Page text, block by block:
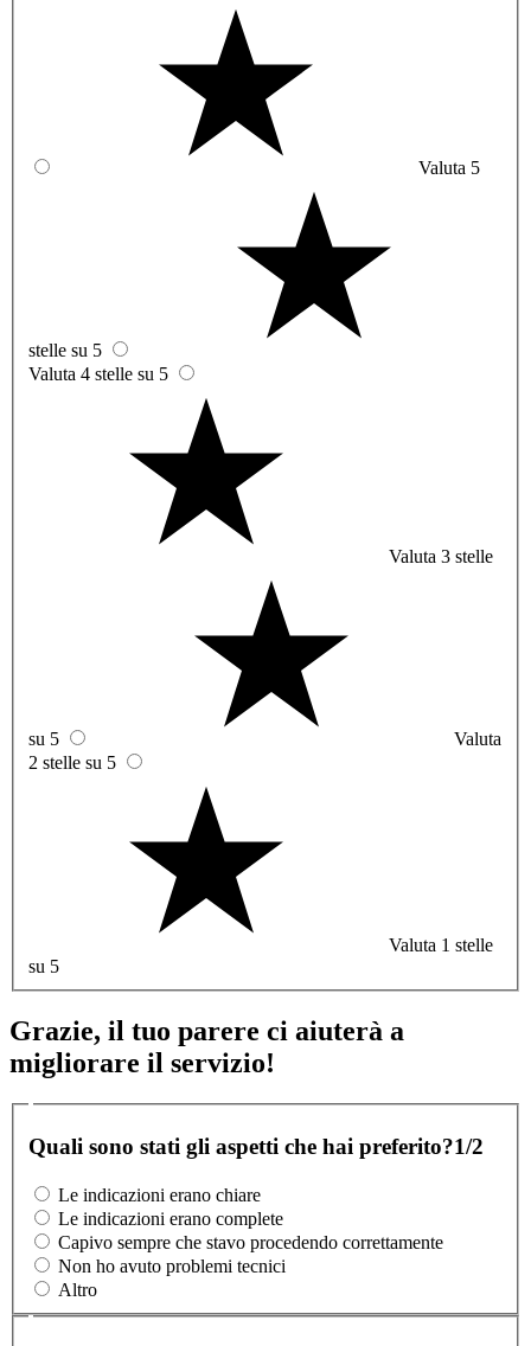
Valuta 5
stelle su 5
Valuta 4 stelle su 5
Valuta 3 stelle
su 5
Valuta
2 stelle su 5
Valuta 1 stelle
su 5
Grazie, il tuo parere ci aiuterà a
migliorare il servizio!
Quali sono stati gli aspetti che hai preferito?1/2
Le indicazioni erano chiare
Le indicazioni erano complete
Capivo sempre che stavo procedendo correttamente
Non ho avuto problemi tecnici
Altro